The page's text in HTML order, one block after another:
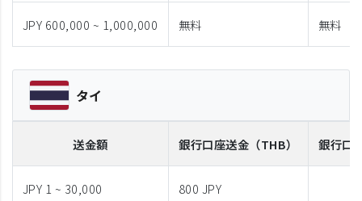
JPY 600,000 ~ 1,000,000 無料 無料
タイ
送金額 銀行口座送金 （THB） 銀行口
JPY 1 ~ 30,000
800 JPY